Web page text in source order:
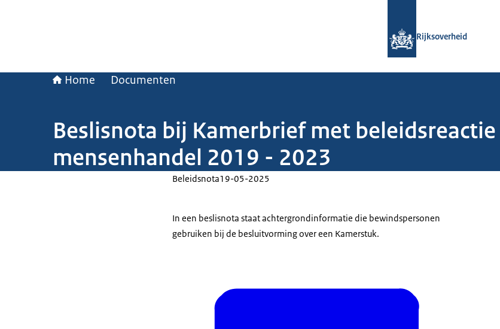
Rijksoverheid
Home Documenten
Beslisnota bij Kamerbrief met
mensenhandel 2019 - 2023
Beleidsnota19-05-2025
In een beslisnota staat achtergrondinformatie die bewindspersonen
gebruiken bij de besluitvorming over een Kamerstuk.